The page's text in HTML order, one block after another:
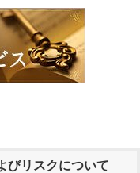
びリスクについて